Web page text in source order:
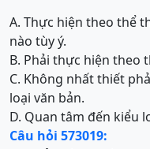
A. Thực hiện theo thể
nào tùy ý.
B. Phải thực hiện theo
C. Không nhất thiết
loại văn bản.
D. Quan tâm đến kiểu
Câu hỏi 573019: